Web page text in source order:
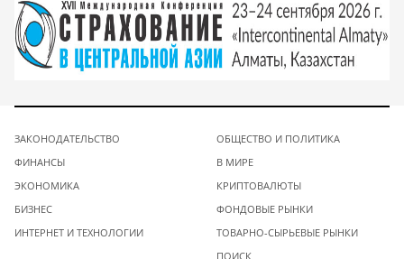
ЗАКОНОДАТЕЛЬСТВО
ФИНАНСЫ
ЭКОНОМИКА
БИЗНЕС
ИНТЕРНЕТ И ТЕХНОЛОГИИ
ОБЩЕСТВО И ПОЛИТИКА
В МИРЕ
КРИПТОВАЛЮТЫ
ФОНДОВЫЕ РЫНКИ
ТОВАРНО-СЫРЬЕВЫЕ РЫНКИ
ПОИСК